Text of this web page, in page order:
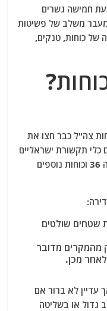
חמישה גשרים
משלב של פשיטות
של כוחות, טנקים,
צה"ל כבר חצו את
כלי תקשורת ישראליים
ובינלאומיים דיווחו על פעילות של אוגדה 36 וכוחות נוספים
שטחים שולטים
מהמקרים מדובר
מכן.
עדיין לא ברור אם
גדול או בשליטה